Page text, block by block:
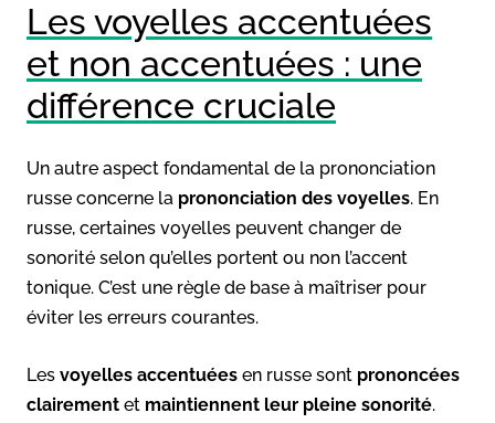
Les voyelles accentuées
et non accentuées : une
différence cruciale
Un autre aspect fondamental de la prononciation
russe concerne la prononciation des voyelles. En
russe, certaines voyelles peuvent changer de
sonorité selon qu’elles portent ou non l’accent
tonique. C’est une règle de base à maîtriser pour
éviter les erreurs courantes.
Les voyelles accentuées en russe sont prononcées
clairement et maintiennent leur pleine sonorité.